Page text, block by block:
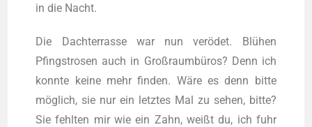
in die Nacht.
Die Dach­ter­ras­se war nun ver­ödet. Blü­hen
Pfingst­ro­sen auch in Groß­raum­bü­ros? Denn ich
konn­te kei­ne mehr fin­den. Wäre es denn bit­te
mög­lich, sie nur ein letz­tes Mal zu sehen, bit­te?
Sie fehl­ten mir wie ein Zahn, weißt du, ich fuhr